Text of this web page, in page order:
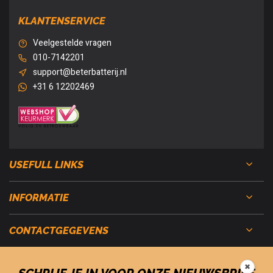
KLANTENSERVICE
Veelgestelde vragen
010-7142201
support@beterbatterij.nl
+31 6 12202469
USEFULL LINKS
INFORMATIE
CONTACTGEGEVENS
✖